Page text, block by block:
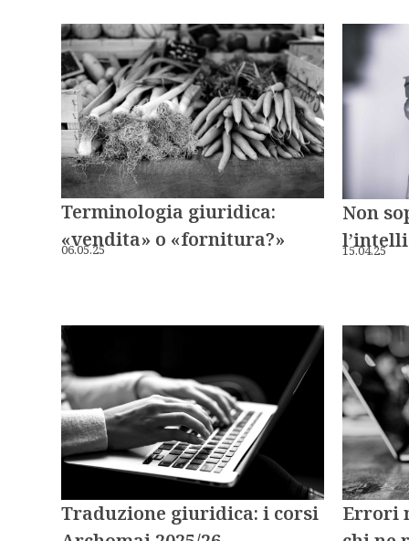
Terminologia giuridica:
«vendita» o «fornitura?»
06.05.25
Non
15.04.25
Traduzione giuridica: i corsi
Errori